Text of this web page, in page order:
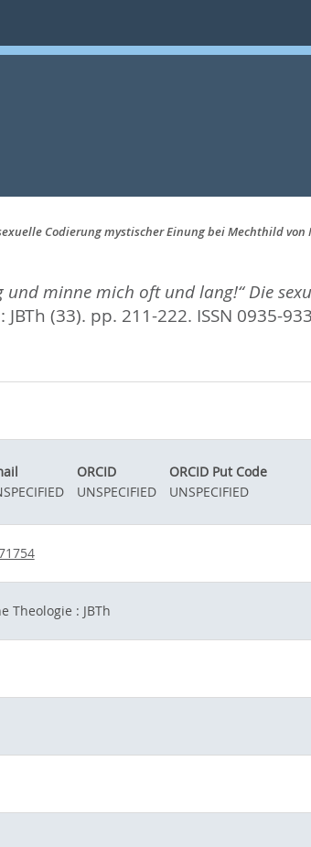
Codierung mystischer Einung bei Mechthild von
minne mich oft und lang!“ Die
(33). pp. 211-222. ISSN 0935-
ORCID
ORCID Put Code
UNSPECIFIED UNSPECIFIED
Theologie : JBTh